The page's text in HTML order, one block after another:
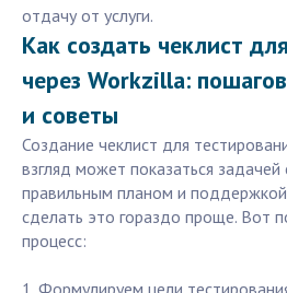
отдачу от услуги.
Как создать чеклист
через Workzilla:
и советы
Создание чеклист для
взгляд может показаться
правильным планом и
сделать это гораздо проще. Вот
процесс: